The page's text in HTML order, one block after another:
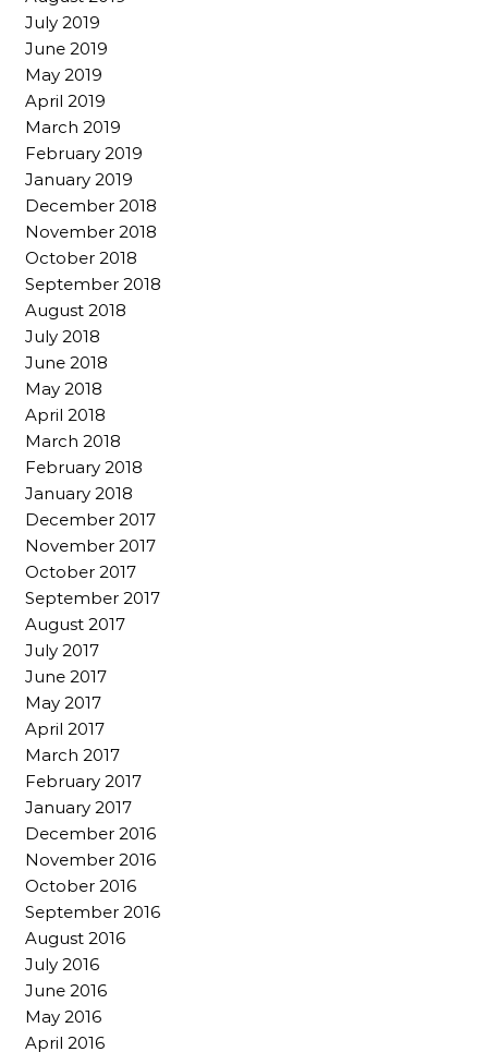
July 2019
June 2019
May 2019
April 2019
March 2019
February 2019
January 2019
December 2018
November 2018
October 2018
September 2018
August 2018
July 2018
June 2018
May 2018
April 2018
March 2018
February 2018
January 2018
December 2017
November 2017
October 2017
September 2017
August 2017
July 2017
June 2017
May 2017
April 2017
March 2017
February 2017
January 2017
December 2016
November 2016
October 2016
September 2016
August 2016
July 2016
June 2016
May 2016
April 2016